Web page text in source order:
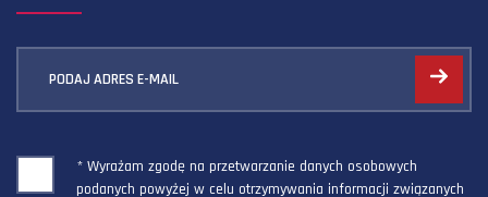
PODAJ ADRES E-MAIL
* Wyrażam zgodę na przetwarzanie danych osobowych
podanych powyżej w celu otrzymywania informacji związanych